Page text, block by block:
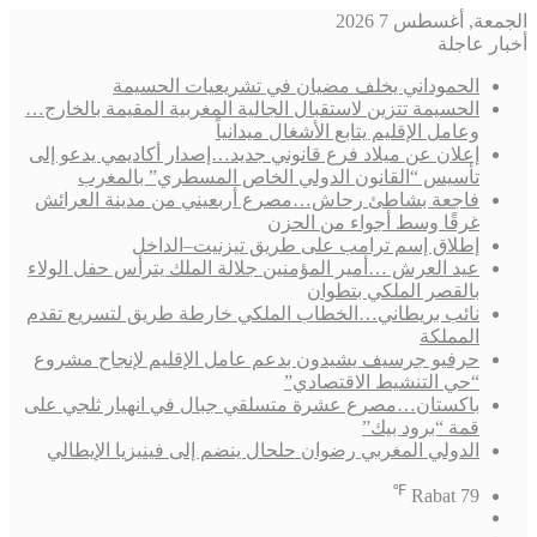
الجمعة, أغسطس 7 2026
أخبار عاجلة
الحموداني يخلف مضيان في تشريعيات الحسيمة
الحسيمة تتزين لاستقبال الجالية المغربية المقيمة بالخارج…
وعامل الإقليم يتابع الأشغال ميدانياً
إعلان عن ميلاد فرع قانوني جديد…إصدار أكاديمي يدعو إلى
تأسيس “القانون الدولي الخاص المسطري” بالمغرب
فاجعة بشاطئ رحاش…مصرع أربعيني من مدينة العرائش
غرقًا وسط أجواء من الحزن
إطلاق إسم ترامب على طريق تيزنيت–الداخل
عيد العرش …أمير المؤمنين جلالة الملك يترأس حفل الولاء
بالقصر الملكي بتطوان
نائب بريطاني…الخطاب الملكي خارطة طريق لتسريع تقدم
المملكة
حرفيو جرسيف يشيدون بدعم عامل الإقليم لإنجاح مشروع
“حي التنشيط الاقتصادي”
باكستان…مصرع عشرة متسلقي جبال في انهيار ثلجي على
قمة “برود بيك”
الدولي المغربي رضوان حلحال ينضم إلى فينيزيا الإيطالي
Rabat 79
℉